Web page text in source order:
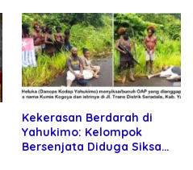
Kekerasan Berdarah di
Yahukimo: Kelompok
Bersenjata Diduga Siksa